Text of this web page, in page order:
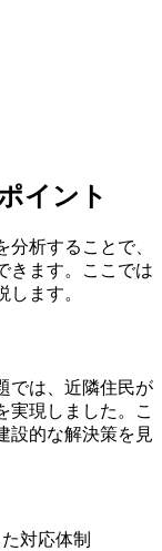
イント
析することで、
きます。ここでは
ます。
では、近隣住民が
実現しました。こ
設的な解決策を見
対応体制